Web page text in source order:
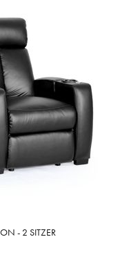
- 2 SITZER